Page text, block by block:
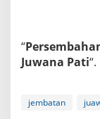
“
Juwana Pati
jembatan